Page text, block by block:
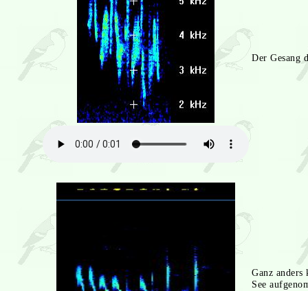
Der Gesang
Ganz
See